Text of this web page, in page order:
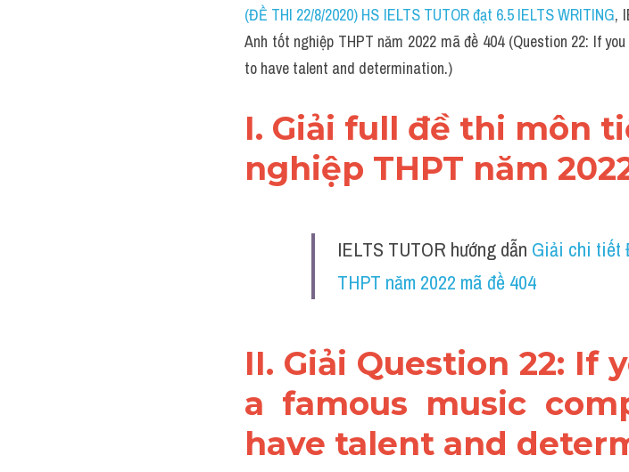
(ĐỀ THI 22/8/2020) HS IELTS TUTOR đạt 6.5 IELTS WRITING,
Anh tốt nghiệp THPT năm 2022 mã đề 404 (Question 22: If
to have talent and determination.)
I. Giải full đề thi môn
nghiệp THPT năm
IELTS TUTOR hướng dẫn Giải chi tiết
THPT năm 2022 mã đề 404
II. Giải Question 22: If
a famous music
have talent and